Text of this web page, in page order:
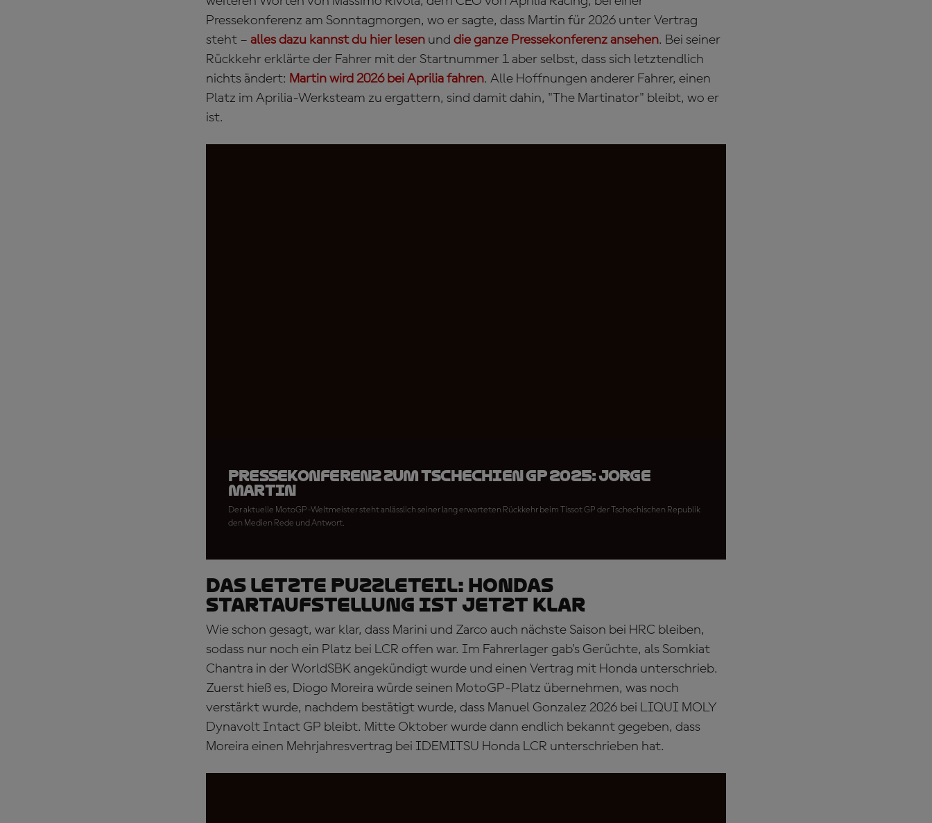
Pressekonferenz am Sonntagmorgen, wo er sagte, dass Martin für 2026 unter Vertrag
steht – alles dazu kannst du hier lesen und die ganze Pressekonferenz ansehen. Bei seiner
Rückkehr erklärte der Fahrer mit der Startnummer 1 aber selbst, dass sich letztendlich
nichts ändert: Martin wird 2026 bei Aprilia fahren. Alle Hoffnungen anderer Fahrer, einen
Platz im Aprilia-Werksteam zu ergattern, sind damit dahin, "The Martinator" bleibt, wo er
ist.
Pressekonferenz zum Tschechien GP 2025: Jorge
Martin
Der aktuelle MotoGP-Weltmeister steht anlässlich seiner lang erwarteten Rückkehr beim Tissot GP der Tschechischen Republik
den Medien Rede und Antwort.
DAS LETZTE PUZZLETEIL: Hondas
Startaufstellung ist jetzt klar
Wie schon gesagt, war klar, dass Marini und Zarco auch nächste Saison bei HRC bleiben,
sodass nur noch ein Platz bei LCR offen war. Im Fahrerlager gab's Gerüchte, als Somkiat
Chantra in der WorldSBK angekündigt wurde und einen Vertrag mit Honda unterschrieb.
Zuerst hieß es, Diogo Moreira würde seinen MotoGP-Platz übernehmen, was noch
verstärkt wurde, nachdem bestätigt wurde, dass Manuel Gonzalez 2026 bei LIQUI MOLY
Dynavolt Intact GP bleibt. Mitte Oktober wurde dann endlich bekannt gegeben, dass
Moreira einen Mehrjahresvertrag bei IDEMITSU Honda LCR unterschrieben hat.